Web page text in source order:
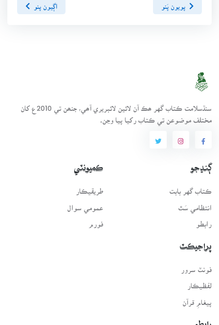
پويون پَنو اڳيون پنو
سنڌسلامت ڪتاب گهر ھڪ آن لائين لائبريري آھي، جنھن تي 2010ع کان
مختلف موضوعن تي ڪتاب رکيا پيا وڃن.
ڳنڍجو
ڪتاب گهر بابت
انتظامي سَٿ
رابطو
ڪميونٽي
طريقيڪار
عمومي سوال
فورم
پراجيڪٽ
لفظيڪار
پيغامِ قرآن